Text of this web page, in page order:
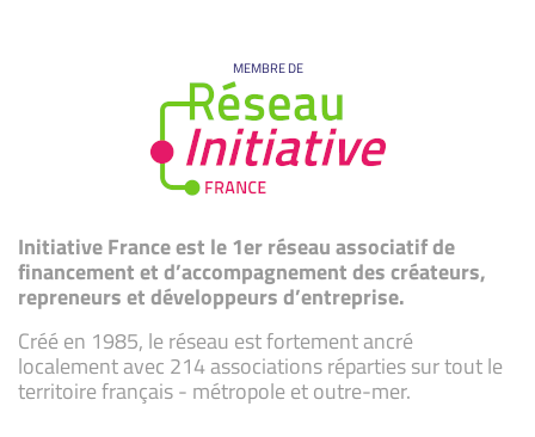
MEMBRE DE
Initiative France est le 1er réseau associatif de
financement et d’accompagnement des créateurs,
repreneurs et développeurs d’entreprise.
Créé en 1985, le réseau est fortement ancré
localement avec 214 associations réparties sur tout le
territoire français - métropole et outre-mer.